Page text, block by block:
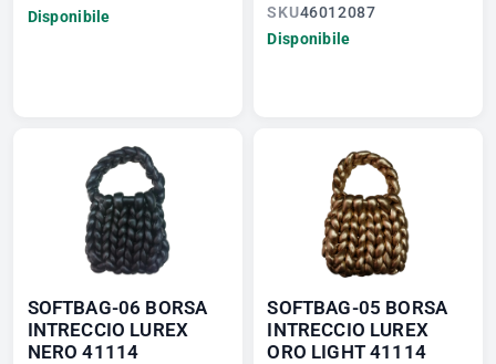
Disponibile
SKU46012087
Disponibile
SOFTBAG-06 BORSA
INTRECCIO LUREX
NERO 41114
SOFTBAG-05 BORSA
INTRECCIO LUREX
ORO LIGHT 41114